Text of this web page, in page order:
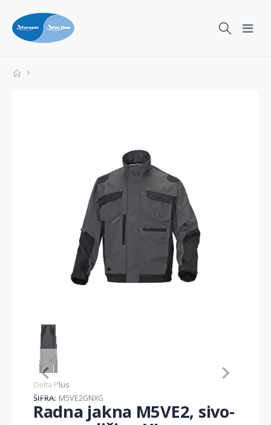
Item
1
of
1
Delta Plus
ŠIFRA: M5VE2GNXG
Radna jakna M5VE2, sivo-